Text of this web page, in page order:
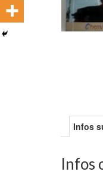
Infos
Infos